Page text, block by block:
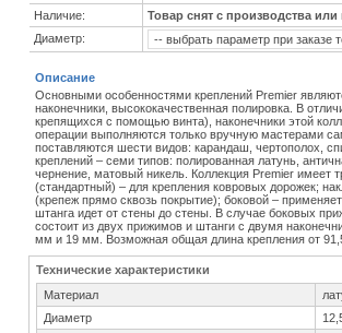
Наличие:
Товар снят с производства или
Диаметр:
Описание
Основными особенностями креплений Premier
наконечники, высококачественная полировка. В
крепящихся с помощью винта), наконечники этой
операции выполняются только вручную мастерами
поставляются шести видов: карандаш, чертополох,
креплений – семи типов: полированная латунь,
чернение, матовый никель. Коллекция Premier имеет
(стандартный) – для крепления ковровых дорожек;
(крепеж прямо сквозь покрытие); боковой –
штанга идет от стены до стены. В случае боковых
состоит из двух прижимов и штанги с двумя
мм и 19 мм. Возможная общая длина крепления от
Технические характеристики
Материал
Диаметр